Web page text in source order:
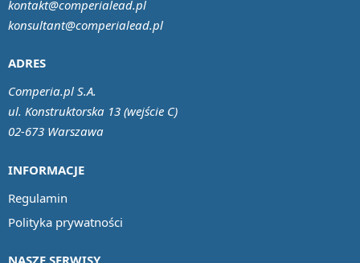
INFORMACJE
Regulamin
Polityka prywatności
ADRES
Comperia.pl S.A.
ul. Konstruktorska 13 (wejście C)
02-673 Warszawa
kontakt@comperialead.pl
konsultant@comperialead.pl